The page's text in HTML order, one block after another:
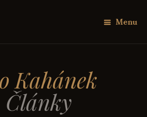
Menu
Kahánek
Články